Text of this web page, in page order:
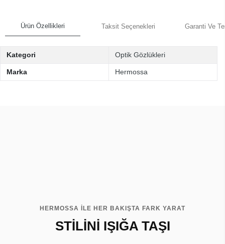
Ürün Özellikleri Taksit Seçenekleri Garanti Ve
Kategori Optik Gözlükleri
Marka Hermossa
HERMOSSA İLE HER BAKIŞTA FARK YARAT
STİLİNİ IŞIĞA TAŞI